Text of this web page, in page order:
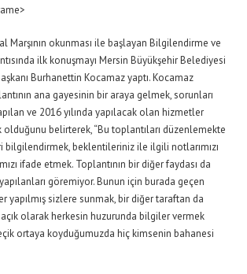
Marşının okunması ile başlayan Bilgilendirme ve
ilk konuşmayı Mersin Büyükşehir Belediyesi
Burhanettin Kocamaz yaptı. Kocamaz
ana gayesinin bir araya gelmek, sorunları
ve 2016 yılında yapılacak olan hizmetler
olduğunu belirterek, “Bu toplantıları düzenlemekte
bilgilendirmek, beklentileriniz ile ilgili notlarımızı
ifade etmek. Toplantının bir diğer faydası da
göremiyor. Bunun için burada geçen
yapılmış sizlere sunmak, bir diğer taraftan da
olarak herkesin huzurunda bilgiler vermek
ortaya koyduğumuzda hiç kimsenin bahanesi